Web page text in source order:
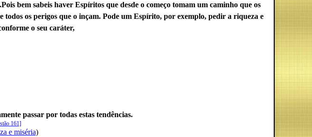
bem sabeis haver Espíritos que desde o começo tomam um caminho que os
os perigos que o inçam. Pode um Espírito, por exemplo, pedir a riqueza e
o seu caráter,
passar por todas estas tendências.
161]
e miséria)